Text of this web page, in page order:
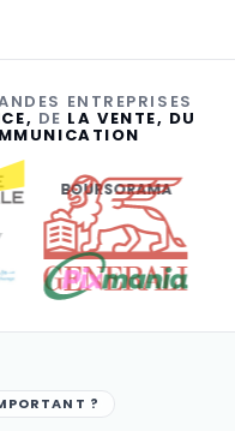
ENTREPRISES
DE LA VENTE, DU
BOURSORAMA
?